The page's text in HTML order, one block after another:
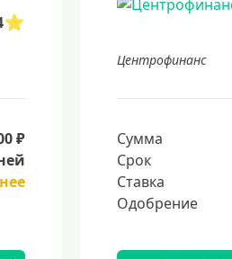
₽
Центрофинанс
Сумма
Срок
Ставка
Одобрение